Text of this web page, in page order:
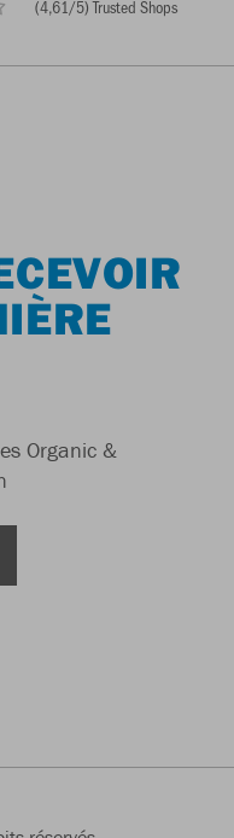
(4,61/5) Trusted Shops
Organic &